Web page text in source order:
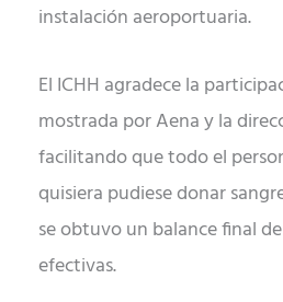
instalación aeroportuaria.
El ICHH agradece la
mostrada por Aena y la
facilitando que todo el
quisiera pudiese donar
se obtuvo un balance final
efectivas.